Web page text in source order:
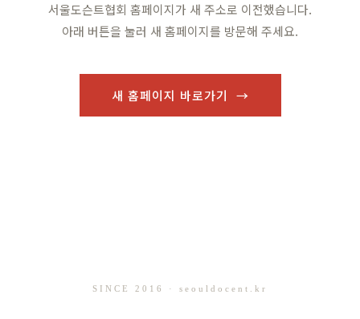
서울도슨트협회 홈페이지가 새 주소로 이전했습니다.
아래 버튼을 눌러 새 홈페이지를 방문해 주세요.
새 홈페이지 바로가기 →
SINCE 2016 · seouldocent.kr